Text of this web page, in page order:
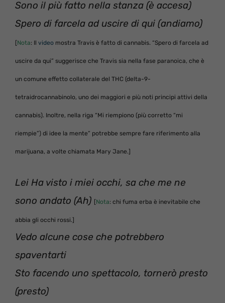
Sono il più fatto nella stanza (è accesa)
Spero di farcela ad uscire di qui (andiamo)
[Nota: Il video mostra Travis è fatto di cannabis. “Spero di farcela ad
uscire da qui” suggerisce che Travis sia nella fase paranoica, che è
un comune effetto collaterale del THC (delta-9-
tetraidrocannabinolo, uno dei maggiori e più noti principi attivi della
cannabis). Inoltre, nella riga “Mi riempiono (più corretto “mi
riempie”) di idee la mente” potrebbe sempre fare riferimento alla
marijuana, a volte chiamata Mary Jane.]
Lei Ha visto i miei occhi, sa che me ne
sono andato (Ah) [Nota: chi fuma erba è inevitabile che
abbia gli occhi rossi.]
Vedo alcune cose che potrebbero
spaventarti
Sto facendo uno spettacolo, tornerò presto
(presto)